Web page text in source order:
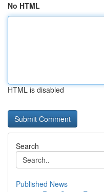
No HTML
HTML is disabled
Search
Published News